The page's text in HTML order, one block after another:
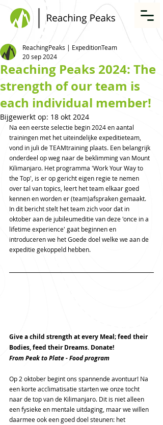
Reaching Peaks 2024: The
strength of our team is
each individual member!
ReachingPeaks | ExpeditionTeam
20 sep 2024
Bijgewerkt op: 18 okt 2024
Na een eerste selectie begin 2024 en aantal
trainingen met het uiteindelijke expeditieteam,
vond in juli de TEAMtraining plaats. Een belangrijk
onderdeel op weg naar de beklimming van Mount
Kilimanjaro. Het programma 'Work Your Way to
the Top', is er op gericht eigen regie te nemen
over tal van topics, leert het team elkaar goed
kennen en worden er (team)afspraken gemaakt.
In dit bericht stelt het team zich voor dat in
oktober aan de jubileumeditie van deze 'once in a
lifetime experience' gaat beginnen en
introduceren we het Goede doel welke we aan de
expeditie gekoppeld hebben.
Give a child strength at every Meal; feed their
Bodies, feed their Dreams. Donate!
From Peak to Plate - Food program
Op 2 oktober begint ons spannende avontuur! Na
een korte acclimatisatie starten we onze tocht
naar de top van de Kilimanjaro. Dit is niet alleen
een fysieke en mentale uitdaging, maar we willen
daarmee ook een goed doel steunen: het